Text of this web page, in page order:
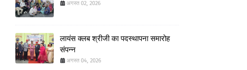
अगस्त 02, 2026
लायंस क्लब श्रीजी का पदस्थापना समारोह
संपन्न
अगस्त 04, 2026